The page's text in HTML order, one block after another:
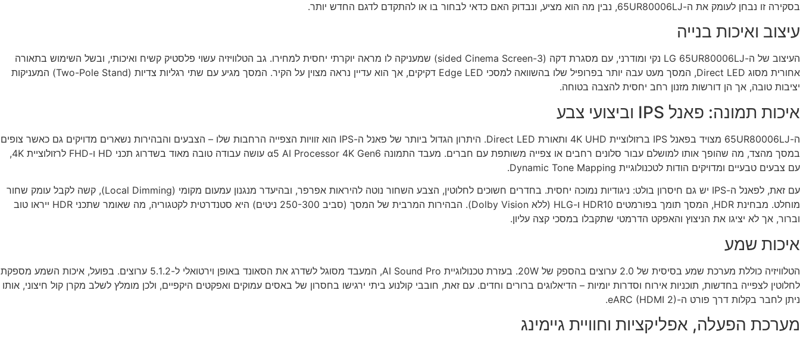
בסקירה זו נבחן לעומק את ה-65UR80006LJ, נבין מה הוא מציע, ונבדוק האם כדאי לבחור בו או להתקדם לדגם החדש יותר.
עיצוב ואיכות בנייה
העיצוב של ה-LG 65UR80006LJ נקי ומודרני, עם מסגרת דקה (3-sided Cinema Screen) שמעניקה לו מראה יוקרתי יחסית למחירו. גב הטלוויזיה עשוי פלסטיק קשיח ואיכותי, ובשל השימוש בתאורה
אחורית מסוג Direct LED, המסך מעט עבה יותר בפרופיל שלו בהשוואה למסכי Edge LED דקיקים, אך הוא עדיין נראה מצוין על הקיר. המסך מגיע עם שתי רגליות צדיות (Two-Pole Stand) המעניקות
יציבות טובה, אך הן דורשות מזנון רחב יחסית להצבה בטוחה.
איכות תמונה: פאנל IPS וביצועי צבע
ה-65UR80006LJ מצויד בפאנל IPS ברזולוציית 4K UHD ותאורת Direct LED. היתרון הגדול ביותר של פאנל ה-IPS הוא זוויות הצפייה הרחבות שלו – הצבעים והבהירות נשארים מדויקים גם כאשר צופים
במסך מהצד, מה שהופך אותו למושלם עבור סלונים רחבים או צפייה משותפת עם חברים. מעבד התמונה α5 AI Processor 4K Gen6 עושה עבודה טובה מאוד בשדרוג תכני HD ו-FHD לרזולוציית 4K,
עם צבעים טבעיים ומדויקים הודות לטכנולוגיית Dynamic Tone Mapping.
עם זאת, לפאנל ה-IPS יש גם חיסרון בולט: ניגודיות נמוכה יחסית. בחדרים חשוכים לחלוטין, הצבע השחור נוטה להיראות אפרפר, ובהיעדר מנגנון עמעום מקומי (Local Dimming), קשה לקבל עומק שחור
מוחלט. מבחינת HDR, המסך תומך בפורמטים HDR10 ו-HLG (ללא Dolby Vision). הבהירות המרבית של המסך (סביב 250-300 ניטים) היא סטנדרטית לקטגוריה, מה שאומר שתכני HDR ייראו טוב
וברור, אך לא יציגו את הניצוץ והאפקט הדרמטי שתקבלו במסכי קצה עליון.
איכות שמע
הטלוויזיה כוללת מערכת שמע בסיסית של 2.0 ערוצים בהספק של 20W. בעזרת טכנולוגיית AI Sound Pro, המעבד מסוגל לשדרג את הסאונד באופן וירטואלי ל-5.1.2 ערוצים. בפועל, איכות השמע מספקת
לחלוטין לצפייה בחדשות, תוכניות אירוח וסדרות יומיות – הדיאלוגים ברורים וחדים. עם זאת, חובבי קולנוע ביתי ירגישו בחסרון של באסים עמוקים ואפקטים היקפיים, ולכן מומלץ לשלב מקרן קול חיצוני, אותו
ניתן לחבר בקלות דרך פורט ה-eARC (HDMI 2).
מערכת הפעלה, אפליקציות וחוויית גיימינג